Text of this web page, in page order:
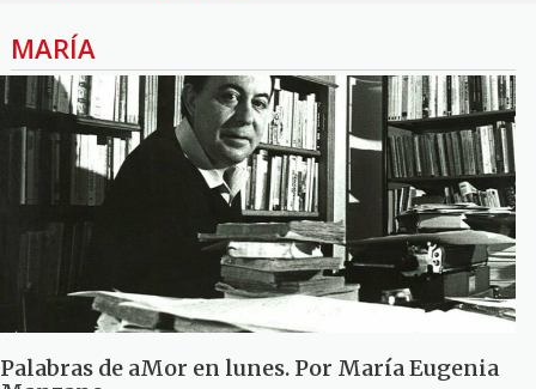
MARÍA
Palabras de aMor en lunes. Por María Eugenia